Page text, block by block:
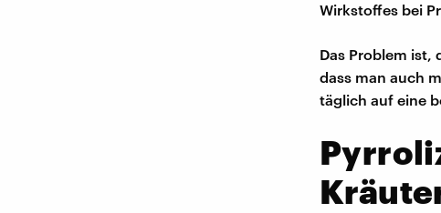
Wirkstoffes bei
Das Problem ist,
dass man auch
täglich auf eine